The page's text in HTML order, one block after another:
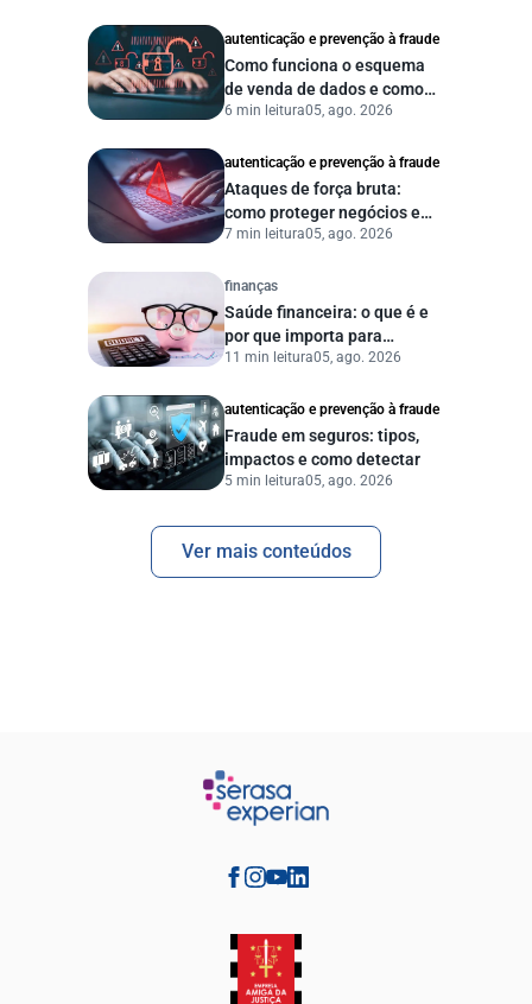
autenticação e prevenção à fraude
Como funciona o esquema
de venda de dados e como
proteger sua empresa?
6 min leitura05, ago. 2026
autenticação e prevenção à fraude
Ataques de força bruta:
como proteger negócios e
dados digitais
7 min leitura05, ago. 2026
finanças
Saúde financeira: o que é e
por que importa para
pessoas e empresas?
11 min leitura05, ago. 2026
autenticação e prevenção à fraude
Fraude em seguros: tipos,
impactos e como detectar
5 min leitura05, ago. 2026
Ver mais conteúdos